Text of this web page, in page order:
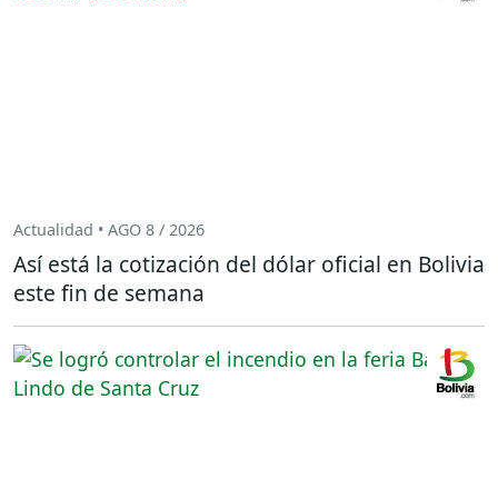
Actualidad • AGO 8 / 2026
Así está la cotización del dólar oficial en Bolivia
este fin de semana